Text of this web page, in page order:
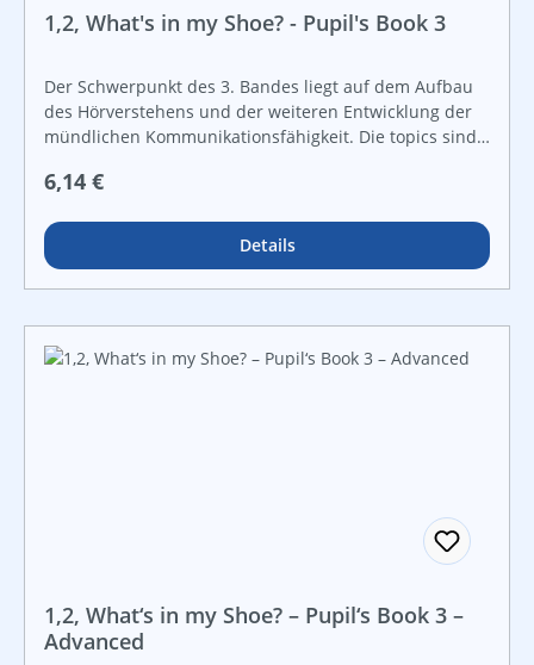
1,2, What's in my Shoe? - Pupil's Book 3
Der Schwerpunkt des 3. Bandes liegt auf dem Aufbau
des Hörverstehens und der weiteren Entwicklung der
mündlichen Kommunikationsfähigkeit. Die topics sind
Jahreskreis. Wie auch bei den Bänden 1 und 2 gibt es
beim Aufbau einer Satzstruktur zu helfen.
Handlungsorientierte Aufgaben wie Ausschneiden und
Kleben, gelenktes Zuordnen und Nummerieren sowie
sanften Einstieg in das Lesen der englischen Schrift.
Regulärer Preis:
6,14 €
Details
1,2, What‘s in my Shoe? – Pupil‘s Book 3 –
Advanced